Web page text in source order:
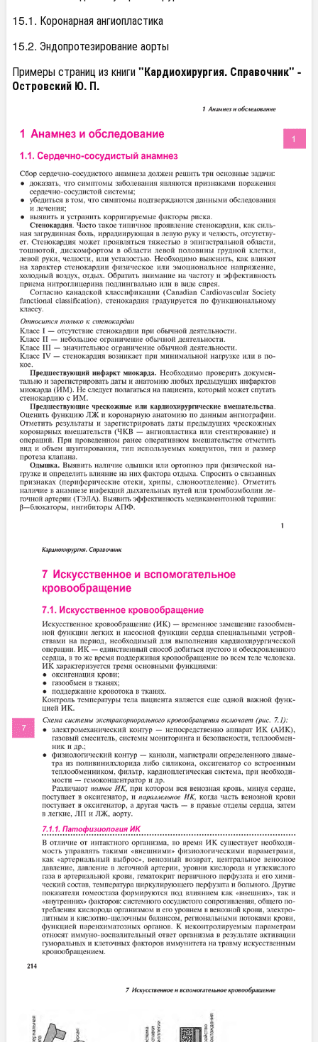
15.1. Коронарная ангиопластика
15.2. Эндопротезирование аорты
Примеры страниц из книги"Кардиохирургия. Справочник" -
Островский Ю. П.